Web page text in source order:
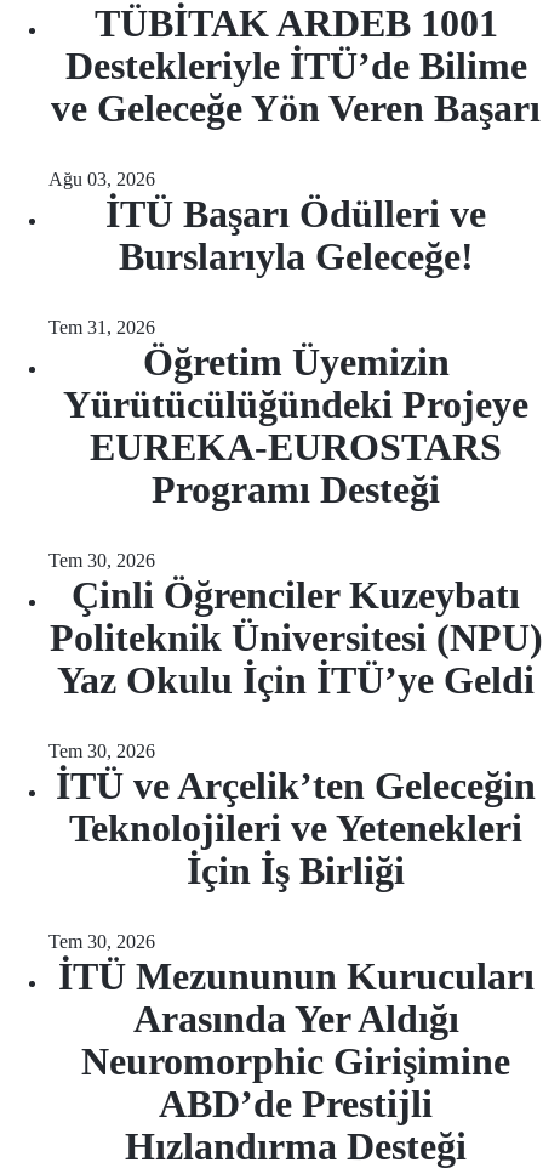
TÜBİTAK ARDEB 1001
Destekleriyle İTÜ’de Bilime
ve Geleceğe Yön Veren Başarı
Ağu 03, 2026
İTÜ Başarı Ödülleri ve
Burslarıyla Geleceğe!
Tem 31, 2026
Öğretim Üyemizin
Yürütücülüğündeki Projeye
EUREKA-EUROSTARS
Programı Desteği
Tem 30, 2026
Çinli Öğrenciler Kuzeybatı
Politeknik Üniversitesi (NPU)
Yaz Okulu İçin İTÜ’ye Geldi
Tem 30, 2026
İTÜ ve Arçelik’ten Geleceğin
Teknolojileri ve Yetenekleri
İçin İş Birliği
Tem 30, 2026
İTÜ Mezununun Kurucuları
Arasında Yer Aldığı
Neuromorphic Girişimine
ABD’de Prestijli
Hızlandırma Desteği